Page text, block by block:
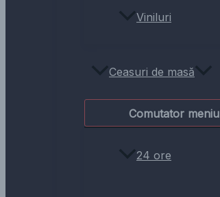
Viniluri
Ceasuri de masă
Comutator meniu
24 ore